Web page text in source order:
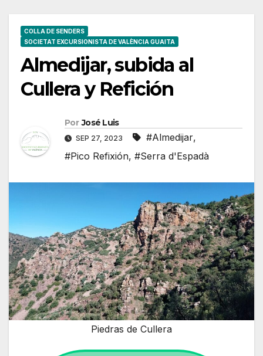
COLLA DE SENDERS
SOCIETAT EXCURSIONISTA DE VALÈNCIA GUAITA
Almedijar, subida al
Cullera y Refición
Por José Luis
SEP 27, 2023 #Almedijar,
#Pico Refixión, #Serra d'Espadà
Piedras de Cullera